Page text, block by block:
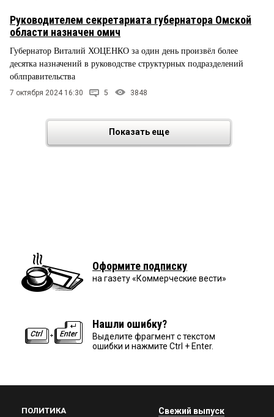
Руководителем секретариата губернатора Омской
области назначен омич
Губернатор Виталий ХОЦЕНКО за один день произвёл более
десятка назначений в руководстве структурных подразделений
облправительства
7 октября 2024 16:30 5 3848
Показать еще
Оформите подписку
на газету «Коммерческие вести»
Нашли ошибку?
Выделите фрагмент с текстом
ошибки и нажмите Ctrl + Enter.
ПОЛИТИКА Свежий выпуск